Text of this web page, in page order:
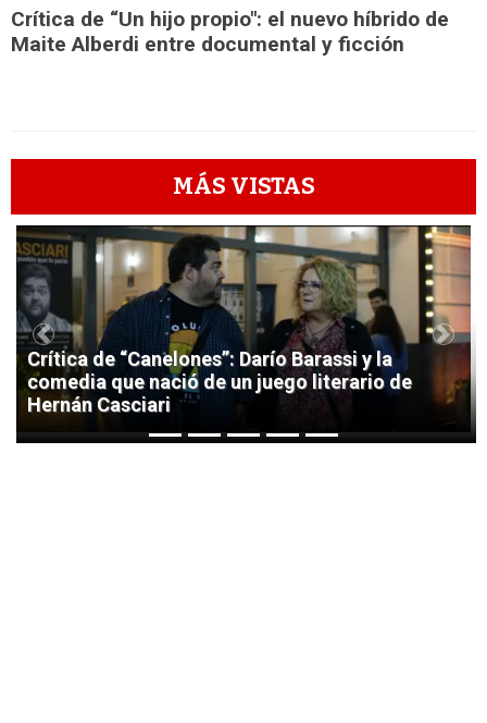
Crítica de “Un hijo propio": el nuevo híbrido de
Maite Alberdi entre documental y ficción
MÁS VISTAS
1
Crítica de “Canelones”: Darío Barassi y la
comedia que nació de un juego literario de
Hernán Casciari
Previous Next